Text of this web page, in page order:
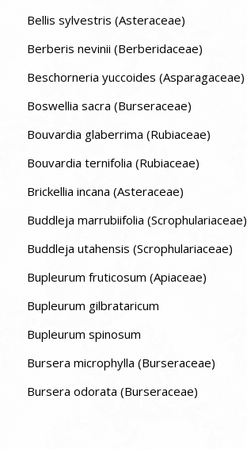
Bellis sylvestris (Asteraceae)
Berberis nevinii (Berberidaceae)
Beschorneria yuccoides (Asparagaceae)
Boswellia sacra (Burseraceae)
Bouvardia glaberrima (Rubiaceae)
Bouvardia ternifolia (Rubiaceae)
Brickellia incana (Asteraceae)
Buddleja marrubiifolia (Scrophulariaceae)
Buddleja utahensis (Scrophulariaceae)
Bupleurum fruticosum (Apiaceae)
Bupleurum gilbrataricum
Bupleurum spinosum
Bursera microphylla (Burseraceae)
Bursera odorata (Burseraceae)